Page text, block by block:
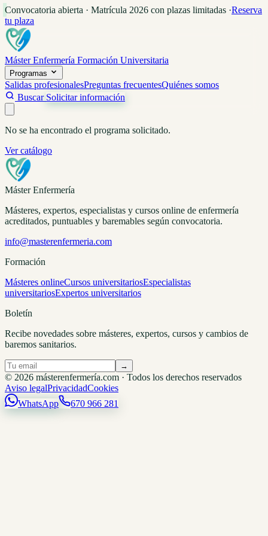
Convocatoria abierta · Matrícula 2026 con plazas limitadas ·Reserva
tu plaza
Máster Enfermería Formación Universitaria
Programas
Salidas profesionalesPreguntas frecuentesQuiénes somos
Buscar Solicitar información
No se ha encontrado el programa solicitado.
Ver catálogo
Máster Enfermería
Másteres, expertos, especialistas y cursos online de enfermería
acreditados, puntuables y baremables según convocatoria.
info@masterenfermeria.com
Formación
Másteres onlineCursos universitariosEspecialistas
universitariosExpertos universitarios
Boletín
Recibe novedades sobre másteres, expertos, cursos y cambios de
baremos sanitarios.
→
© 2026 másterenfermería.com · Todos los derechos reservados
Aviso legalPrivacidadCookies
WhatsApp
670 966 281